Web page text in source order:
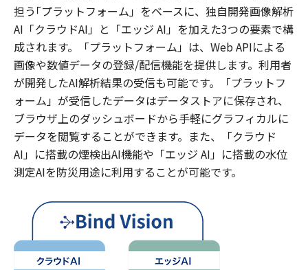
担う｢プラットフォーム」をベースに、独自開発画像解析
AI「クラウドAI」と「エッジ AI」を加えた3つの要素で構
成されます。「プラットフォーム」は、Web APIによる
画像や数値データの登録/配信機能を提供します。利用者
が開発したAI解析結果の受信も可能です。「プラットフ
ォーム」が受信したデータはデータストアに保存され、
ブラウザ上のダッシュボードから手軽にグラフィカルに
データを閲覧することができます。また、「クラウド
AI」に搭載の煙検出AI機能や「エッジ AI」に搭載の水位
測定AIを防災用途に利用することが可能です。